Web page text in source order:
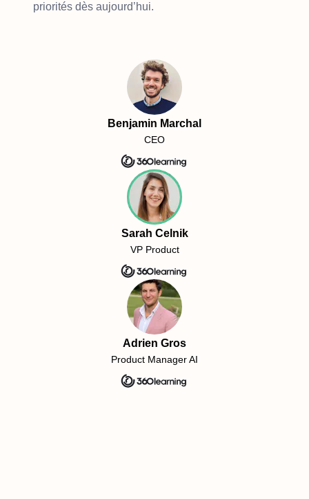
priorités dès aujourd’hui.
Benjamin Marchal
CEO
Sarah Celnik
VP Product
Adrien Gros
Product Manager AI